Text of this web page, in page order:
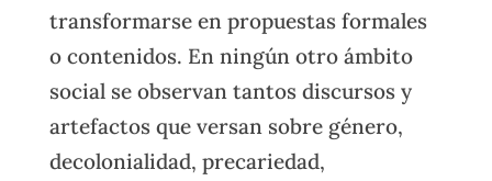
transformarse en propuestas formales
o contenidos. En ningún otro ámbito
social se observan tantos discursos y
artefactos que versan sobre género,
decolonialidad, precariedad,